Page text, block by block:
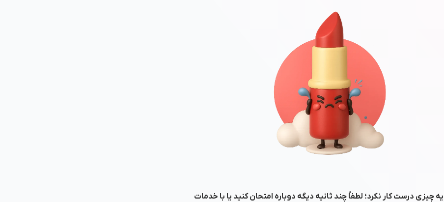
چیزی درست کار نکرد؛ لطفاً چند ثانیه دیگه دوباره امتحان کنید یا با خدمات